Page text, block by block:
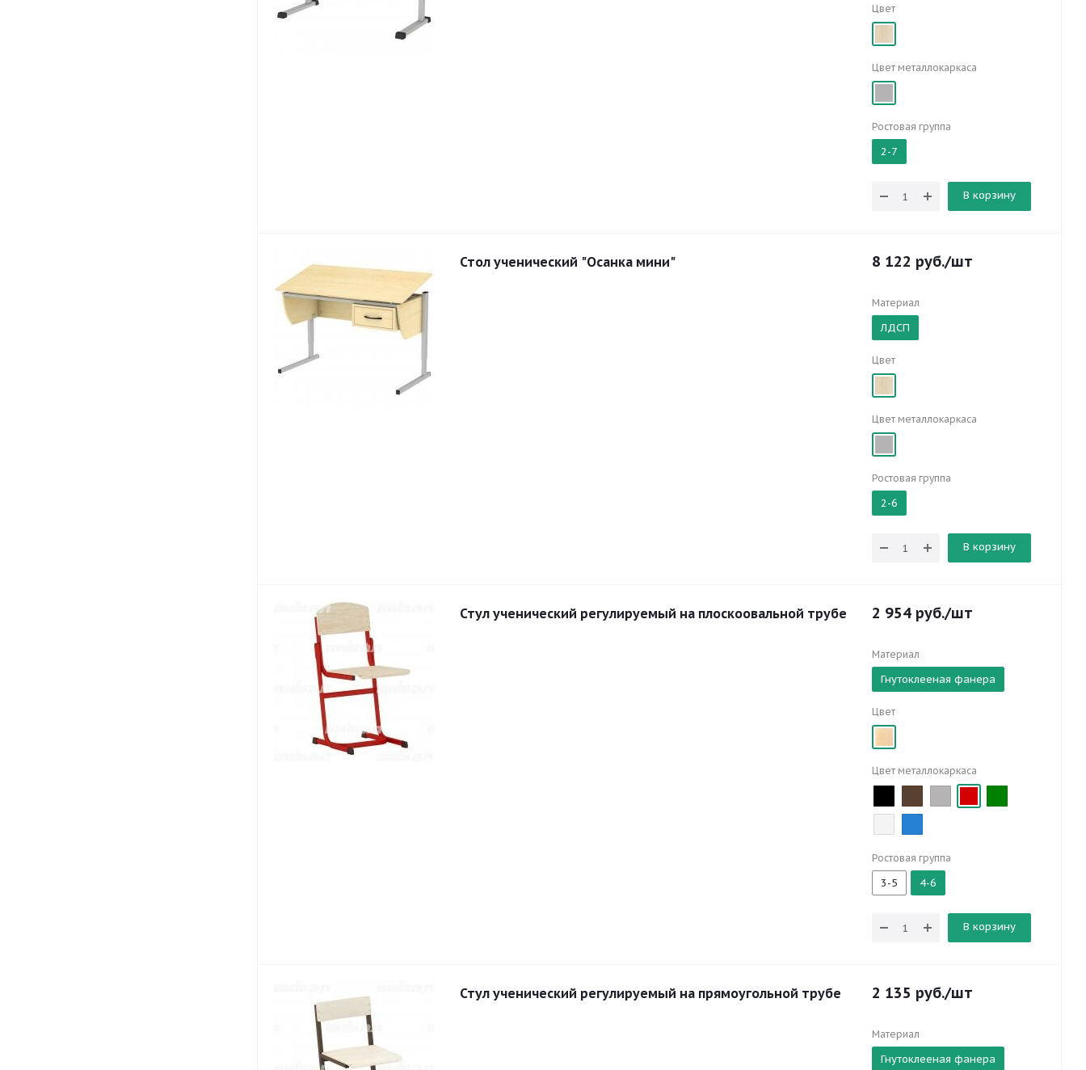
Цвет
Цвет металлокаркаса
Ростовая группа
2-7
В корзину
Стол ученический "Осанка мини" 8 122 руб./шт
Материал
ЛДСП
Цвет
Цвет металлокаркаса
Ростовая группа
2-6
В корзину
Стул ученический регулируемый на плоскоовальной трубе 2 954 руб./шт
Материал
Гнутоклееная фанера
Цвет
Цвет металлокаркаса
Ростовая группа
3-5 4-6
В корзину
Стул ученический регулируемый на прямоугольной трубе 2 135 руб./шт
Материал
Гнутоклееная фанера